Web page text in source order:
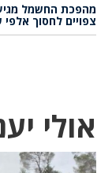
מהפכת החשמל
צפויים לחסוך
אולי